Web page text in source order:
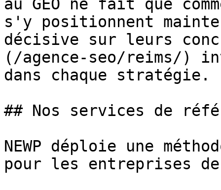
au GEO ne fait que
s'y positionnent
décisive sur leurs
(/agence-seo/reims/)
dans chaque stratégie.
## Nos services de
NEWP déploie une
pour les entreprises